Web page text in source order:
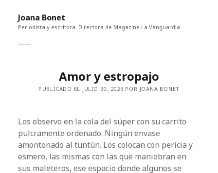
Joana Bonet
Periodista y escritora. Directora de Magazine La Vanguardia
Amor y estropajo
PUBLICADO EL JULIO 30, 2023 POR JOANA BONET
Los observo en la cola del súper con su carrito
pulcramente ordenado. Ningún envase
amontonado al tuntún. Los colocan con pericia y
esmero, las mismas con las que maniobran en
sus maleteros, ese espacio donde algunos se